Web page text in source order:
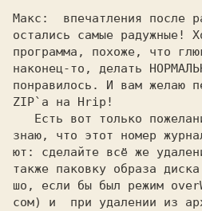
Макс: впечатления после
остались самые радужные!
программа, похоже, что
наконец-то, делать
понравилось. И вам желаю
ZIP`а на
знаю, что этот номер
ют: сделайте всё же
также паковку образа
шо, если бы был режим